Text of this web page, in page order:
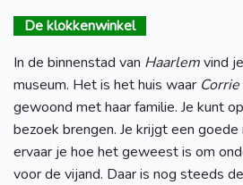
De klokkenwinkel
In de binnenstad van Haarlemvind
museum. Het is het huis waar
gewoond met haar familie. Je kunt
bezoek brengen. Je krijgt een goede
ervaar je hoe het geweest is om
voor de vijand. Daar is nog steeds